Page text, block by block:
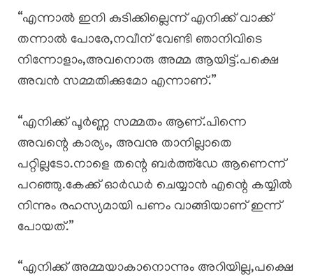
“എന്നാൽ ഇനി കുടിക്കില്ലെന്ന് എനിക്ക് വാക്ക്
തന്നാൽ പോരേ,നവീന് വേണ്ടി ഞാനിവിടെ
നിന്നോളാം,അവനൊരു അമ്മ ആയിട്ട്.പക്ഷെ
അവൻ സമ്മതിക്കുമോ എന്നാണ്.”
“എനിക്ക് പൂർണ്ണ സമ്മതം ആണ്.പിന്നെ
അവന്റെ കാര്യം, അവനു താനില്ലാതെ
പറ്റില്ലടോ.നാളെ തന്റെ ബർത്ത്ഡേ ആണെന്ന്
പറഞ്ഞു.കേക്ക് ഓർഡർ ചെയ്യാൻ എന്റെ കയ്യിൽ
നിന്നും രഹസ്യമായി പണം വാങ്ങിയാണ് ഇന്ന്
പോയത്.”
“എനിക്ക് അമ്മയാകാനൊന്നും അറിയില്ല,പക്ഷെ